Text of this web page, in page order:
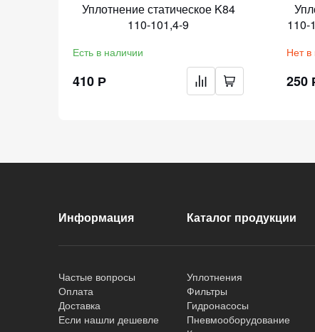
Уплотнение статическое K84
110-101,4-9
Есть в наличии
410 Р
110-
Нет в
250
Информация
Частые вопросы
Оплата
Доставка
Если нашли дешевле
Каталог продукции
Уплотнения
Фильтры
Гидронасосы
Пневмооборудование